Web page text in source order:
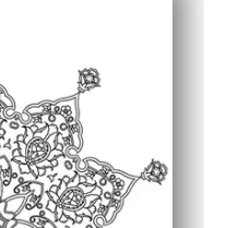
- erken bitirenler,